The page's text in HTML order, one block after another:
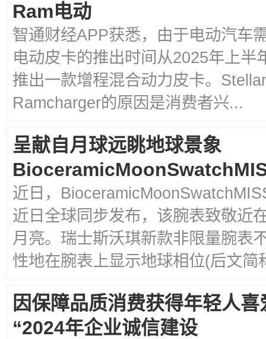
Ram电动
智通财经APP获悉，由于电动汽车
电动皮卡的推出时间从2025年上半
推出一款增程混合动力皮卡。
Ramcharger的原因是消费者兴...
呈献自月球远眺地球景象
近日，
近日全球同步发布，该腕表致敬
月亮。瑞士斯沃琪新款非限量腕表
性地在腕表上显示地球相位(后文简
因保障品质消费获得年轻人
“2024年企业诚信建设